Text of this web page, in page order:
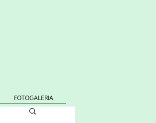
FOTOGALERIA